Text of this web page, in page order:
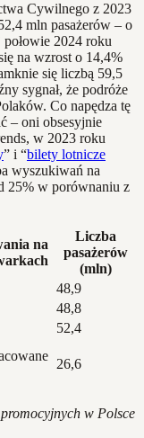
Cywilnego z 2023
mln pasażerów – o
2024 roku
na wzrost o 14,4%
się liczbą 59,5
sygnał, że podróże
Co napędza tę
– oni obsesyjnie
w 2023 roku
” i “bilety lotnicze
wyszukiwań na
25% w porównaniu z
na
Liczba
pasażerów
(mln)
48,9
48,8
52,4
26,6
w Polsce